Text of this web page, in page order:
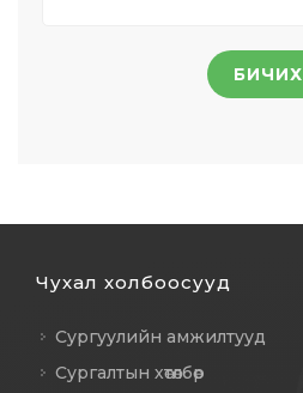
БИЧИХ
Чухал холбоосууд
Сургуулийн амжилтууд
Сургалтын хөтөлбөр